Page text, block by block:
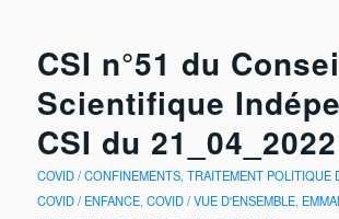
CSI n°51 du
Scientifique
CSI du 21_04_2022
COVID / CONFINEMENTS, TRAITEMENT POLITIQUE
COVID / ENFANCE, COVID / VUE D'ENSEMBLE,